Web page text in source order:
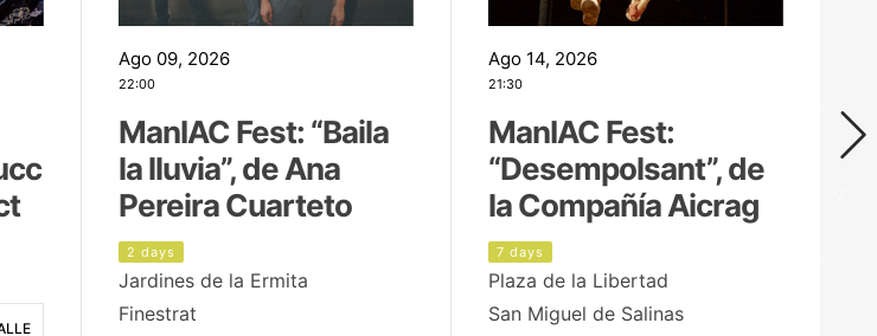
Ago 09, 2026
22:00
ManIAC Fest: “Baila
la lluvia”, de Ana
Pereira Cuarteto
2 days
Jardines de la Ermita
Finestrat
Ago 14, 2026
21:30
ManIAC Fest:
“Desempolsant”, de
la Compañía Aicrag
7 days
Plaza de la Libertad
San Miguel de Salinas